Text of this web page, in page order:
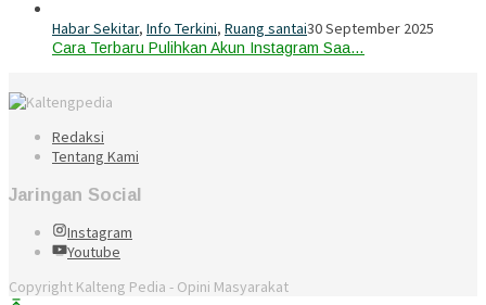
Habar Sekitar, Info Terkini, Ruang santai30 September 2025
Cara Terbaru Pulihkan Akun Instagram Saa…
Redaksi
Tentang Kami
Jaringan Social
Instagram
Youtube
Copyright Kalteng Pedia - Opini Masyarakat